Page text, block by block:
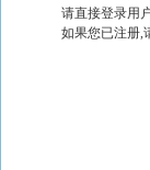
请直接登录用
如果您已注册,